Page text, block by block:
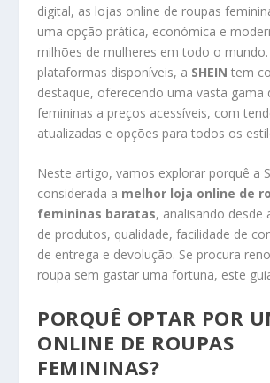
digital, as lojas online de roupas
uma opção prática, económica e
milhões de mulheres em todo o mundo.
plataformas disponíveis, a SHEIN tem
destaque, oferecendo uma vasta gama
femininas a preços acessíveis, com
atualizadas e opções para todos os
Neste artigo, vamos explorar porquê a
considerada a melhor loja online de
femininas baratas, analisando desde
de produtos, qualidade, facilidade de
de entrega e devolução. Se procura
roupa sem gastar uma fortuna, este
PORQUÊ OPTAR POR
ONLINE DE ROUPAS
FEMININAS?